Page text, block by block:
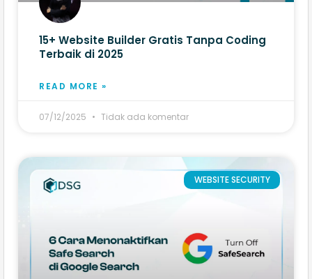
15+ Website Builder Gratis​ Tanpa Coding
Terbaik di 2025
READ MORE »
07/12/2025 Tidak ada komentar
WEBSITE SECURITY